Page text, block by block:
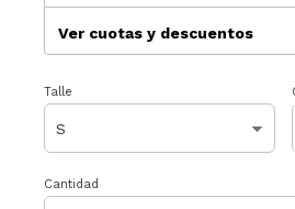
Ver cuotas y descuentos
Talle
Cantidad